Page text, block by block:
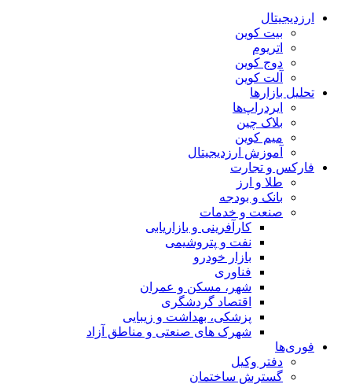
ارزدیجیتال
بیت کوین
اتریوم
دوج کوین
آلت کوین
تحلیل بازارها
ایردراپ‌ها
بلاک چین
میم کوین‌
آموزش ارزدیجیتال
فارکس و تجارت
طلا و ارز
بانک و بودجه
صنعت و خدمات
کارآفرینی و بازاریابی
نفت و پتروشیمی
بازار خودرو
فناوری
شهر، مسکن و عمران
اقتصاد گردشگری
پزشکی، بهداشت و زیبایی
شهرک های صنعتی و مناطق آزاد
فوری‌ها
دفتر وکیل
گسترش ساختمان